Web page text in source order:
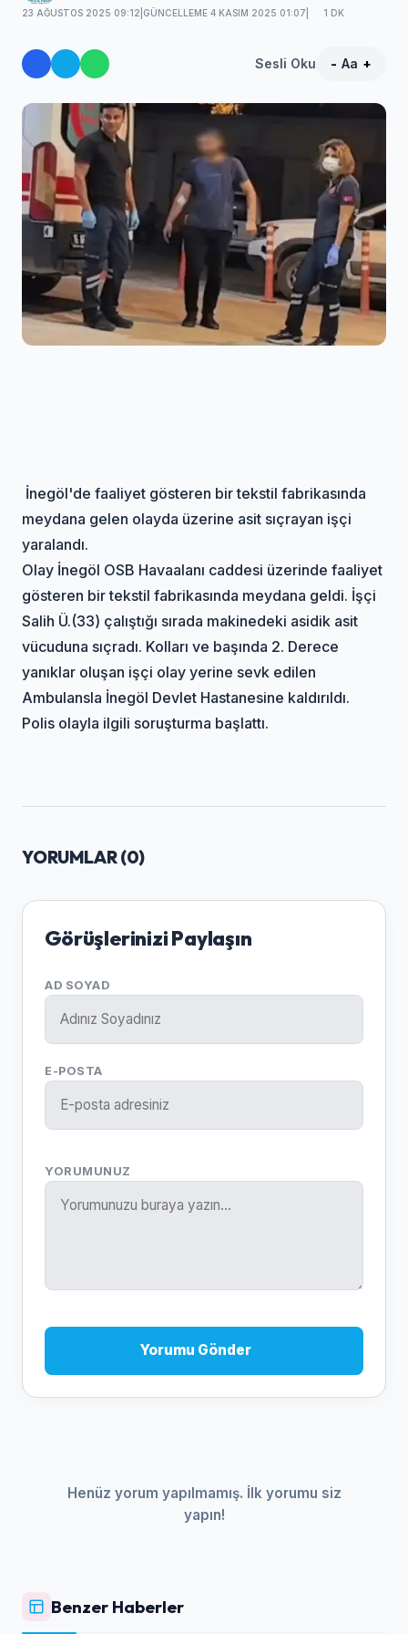
23 AĞUSTOS 2025 09:12 GÜNCELLEME 4 KASIM 2025 01:07 1 DK
Sesli Oku - Aa +
İnegöl'de faaliyet gösteren bir tekstil fabrikasında
meydana gelen olayda üzerine asit sıçrayan işçi
yaralandı.
Olay İnegöl OSB Havaalanı caddesi üzerinde faaliyet
gösteren bir tekstil fabrikasında meydana geldi. İşçi
Salih Ü.(33) çalıştığı sırada makinedeki asidik asit
vücuduna sıçradı. Kolları ve başında 2. Derece
yanıklar oluşan işçi olay yerine sevk edilen
Ambulansla İnegöl Devlet Hastanesine kaldırıldı.
Polis olayla ilgili soruşturma başlattı.
YORUMLAR (0)
Görüşlerinizi Paylaşın
AD SOYAD
E-POSTA
YORUMUNUZ
Yorumu Gönder
Henüz yorum yapılmamış. İlk yorumu siz
yapın!
Benzer Haberler